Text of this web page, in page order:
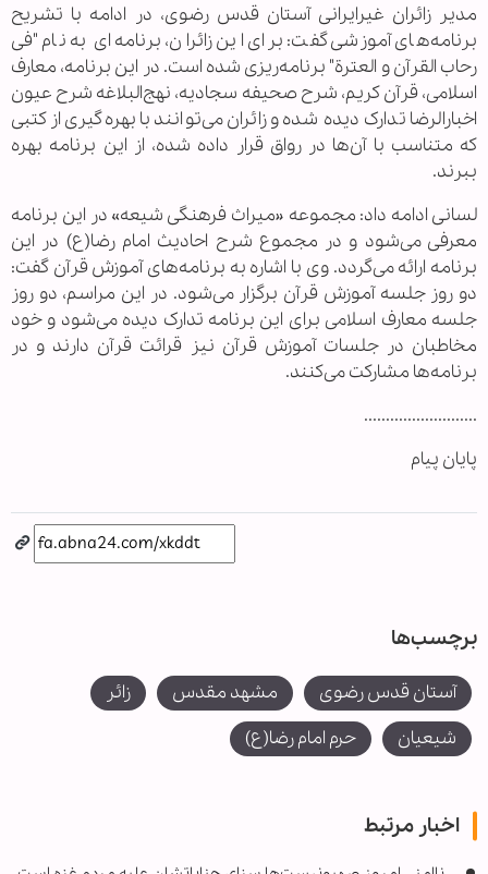
مدیر زائران غیرایرانی آستان قدس رضوی، در ادامه با تشریح
برنامه‌های آموزشی گفت: برای این زائران، برنامه‌ای به نام "فی
رحاب القرآن و العترة" برنامه‌ریزی شده است. در این برنامه، معارف
اسلامی، قرآن کریم، شرح صحیفه سجادیه، نهج‌البلاغه شرح عیون
اخبارالرضا تدارک دیده شده و زائران می‌توانند با بهره‌گیری از کتبی
که متناسب با آن‌ها در رواق قرار داده شده، از این برنامه بهره
ببرند.
لسانی ادامه داد: مجموعه «میراث فرهنگی شیعه» در این برنامه
معرفی می‌شود و در مجموع شرح احادیث امام رضا(ع) در این
برنامه ارائه می‌گردد. وی با اشاره به برنامه‌های آموزش قرآن گفت:
دو روز جلسه آموزش قرآن برگزار می‌شود. در این مراسم، دو روز
جلسه معارف اسلامی برای این برنامه تدارک دیده می‌شود و خود
مخاطبان در جلسات آموزش قرآن نیز قرائت قرآن دارند و در
برنامه‌ها مشارکت می‌کنند.
..........................
پایان پیام
برچسب‌ها
آستان قدس رضوی مشهد مقدس
زائر
شیعیان
حرم امام رضا(ع)
اخبار مرتبط